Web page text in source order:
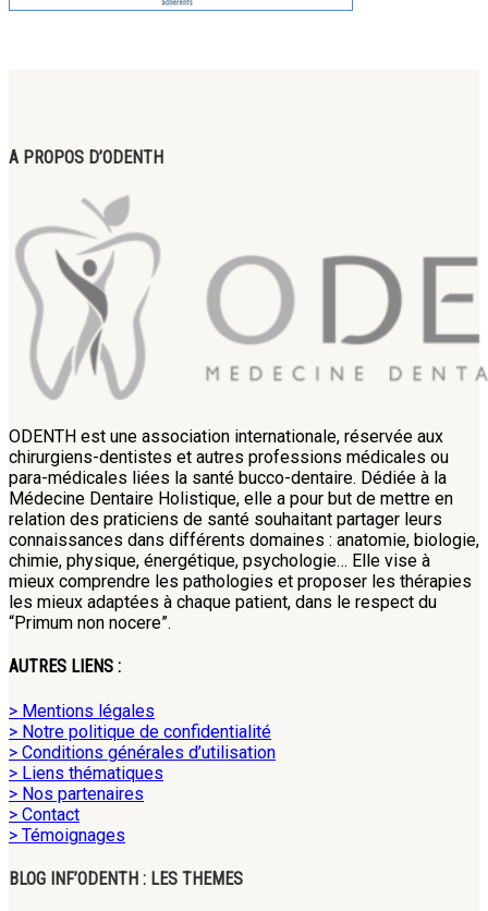
A PROPOS D’ODENTH
ODENTH est une association internationale, réservée aux
chirurgiens-dentistes et autres professions médicales ou
para-médicales liées la santé bucco-dentaire. Dédiée à la
Médecine Dentaire Holistique, elle a pour but de mettre en
relation des praticiens de santé souhaitant partager leurs
connaissances dans différents domaines : anatomie, biologie,
chimie, physique, énergétique, psychologie… Elle vise à
mieux comprendre les pathologies et proposer les thérapies
les mieux adaptées à chaque patient, dans le respect du
“Primum non nocere”.
AUTRES LIENS :
> Mentions légales
> Notre politique de confidentialité
> Conditions générales d’utilisation
> Liens thématiques
> Nos partenaires
> Contact
> Témoignages
BLOG INF’ODENTH : LES THEMES